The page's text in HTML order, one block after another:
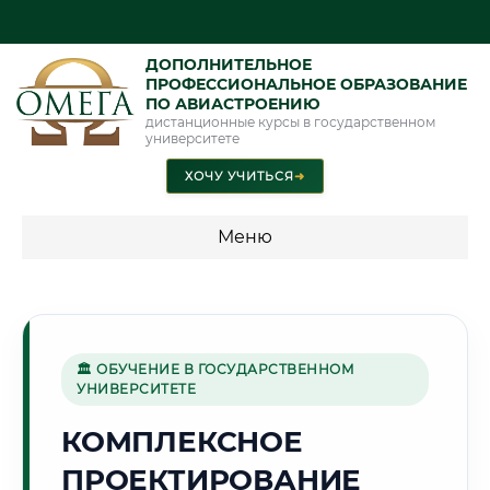
ДОПОЛНИТЕЛЬНОЕ
ПРОФЕССИОНАЛЬНОЕ ОБРАЗОВАНИЕ
ПО АВИАСТРОЕНИЮ
дистанционные курсы в государственном
университете
ХОЧУ УЧИТЬСЯ➜
Меню
🛢️
Г. СУРГУТ
🏛 ОБУЧЕНИЕ В ГОСУДАРСТВЕННОМ
УНИВЕРСИТЕТЕ
КОМПЛЕКСНОЕ
ПРОЕКТИРОВАНИЕ